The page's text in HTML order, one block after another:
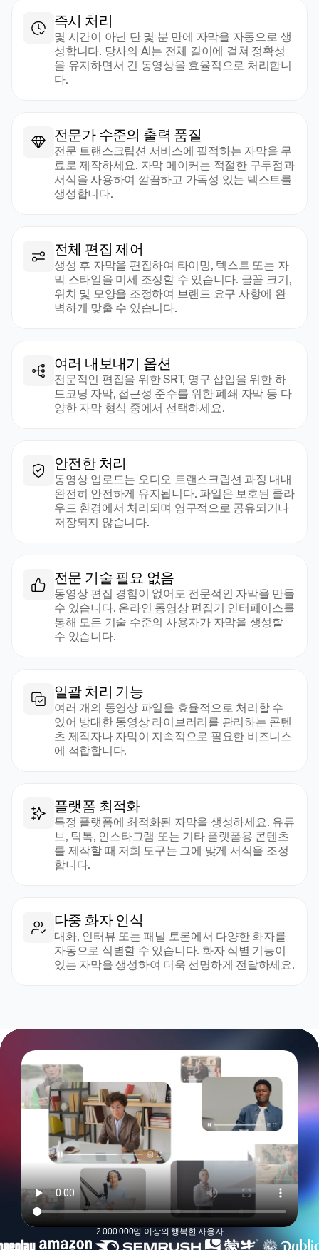
즉시 처리
몇 시간이 아닌 단 몇 분 만에 자막을 자동으로 생
성합니다. 당사의 AI는 전체 길이에 걸쳐 정확성
을 유지하면서 긴 동영상을 효율적으로 처리합니
다.
전문가 수준의 출력 품질
전문 트랜스크립션 서비스에 필적하는 자막을 무
료로 제작하세요. 자막 메이커는 적절한 구두점과
서식을 사용하여 깔끔하고 가독성 있는 텍스트를
생성합니다.
전체 편집 제어
생성 후 자막을 편집하여 타이밍, 텍스트 또는 자
막 스타일을 미세 조정할 수 있습니다. 글꼴 크기,
위치 및 모양을 조정하여 브랜드 요구 사항에 완
벽하게 맞출 수 있습니다.
여러 내보내기 옵션
전문적인 편집을 위한 SRT, 영구 삽입을 위한 하
드코딩 자막, 접근성 준수를 위한 폐쇄 자막 등 다
양한 자막 형식 중에서 선택하세요.
안전한 처리
동영상 업로드는 오디오 트랜스크립션 과정 내내
완전히 안전하게 유지됩니다. 파일은 보호된 클라
우드 환경에서 처리되며 영구적으로 공유되거나
저장되지 않습니다.
전문 기술 필요 없음
동영상 편집 경험이 없어도 전문적인 자막을 만들
수 있습니다. 온라인 동영상 편집기 인터페이스를
통해 모든 기술 수준의 사용자가 자막을 생성할
수 있습니다.
일괄 처리 기능
여러 개의 동영상 파일을 효율적으로 처리할 수
있어 방대한 동영상 라이브러리를 관리하는 콘텐
츠 제작자나 자막이 지속적으로 필요한 비즈니스
에 적합합니다.
플랫폼 최적화
특정 플랫폼에 최적화된 자막을 생성하세요. 유튜
브, 틱톡, 인스타그램 또는 기타 플랫폼용 콘텐츠
를 제작할 때 저희 도구는 그에 맞게 서식을 조정
합니다.
다중 화자 인식
대화, 인터뷰 또는 패널 토론에서 다양한 화자를
자동으로 식별할 수 있습니다. 화자 식별 기능이
있는 자막을 생성하여 더욱 선명하게 전달하세요.
2 000 000명 이상의 행복한 사용자